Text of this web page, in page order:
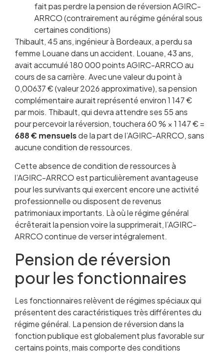
fait pas perdre la pension de réversion AGIRC-
ARRCO (contrairement au régime général sous
certaines conditions)
Thibault, 45 ans, ingénieur à Bordeaux, a perdu sa
femme Louane dans un accident. Louane, 43 ans,
avait accumulé 180 000 points AGIRC-ARRCO au
cours de sa carrière. Avec une valeur du point à
0,00637 € (valeur 2026 approximative), sa pension
complémentaire aurait représenté environ 1 147 €
par mois. Thibault, qui devra attendre ses 55 ans
pour percevoir la réversion, touchera 60 % × 1 147 € =
688 € mensuelsde la part de l’AGIRC-ARRCO, sans
aucune condition de ressources.
Cette absence de condition de ressources à
l’AGIRC-ARRCO est particulièrement avantageuse
pour les survivants qui exercent encore une activité
professionnelle ou disposent de revenus
patrimoniaux importants. Là où le régime général
écrêterait la pension voire la supprimerait, l’AGIRC-
ARRCO continue de verser intégralement.
Pension de réversion
pour les fonctionnaires
Les fonctionnaires relèvent de régimes spéciaux qui
présentent des caractéristiques très différentes du
régime général. La pension de réversion dans la
fonction publique est globalement plus favorable sur
certains points, mais comporte des conditions